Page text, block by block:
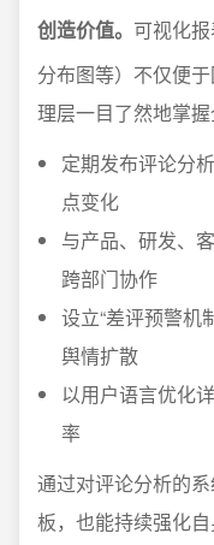
创造价值。 可视化
分布图等）不仅便
理层一目了然地掌握
定期发布评论分
点变化
与产品、研发、
跨部门协作
设立“差评预警机
舆情扩散
以用户语言优化
率
通过对评论分析的
板，也能持续强化